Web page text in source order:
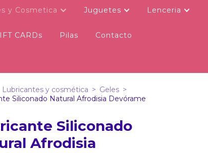
y Cosmetica Juguetes Lenceria
CARDs Pilas Contacto
Lubricantes y cosmética > Geles >
Siliconado Natural Afrodisia Devórame
Siliconado
Afrodisia